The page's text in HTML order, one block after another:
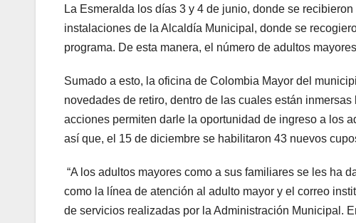
La Esmeralda los días 3 y 4 de junio, donde se
instalaciones de la Alcaldía Municipal, donde se
programa. De esta manera, el número de adultos
Sumado a esto, la oficina de Colombia Mayor del
novedades de retiro, dentro de las cuales están
acciones permiten darle la oportunidad de ingreso a los
así que, el 15 de diciembre se habilitaron 43 nuevos
“A los adultos mayores como a sus familiares se les ha
como la línea de atención al adulto mayor y el correo
de servicios realizadas por la Administración Municipal.